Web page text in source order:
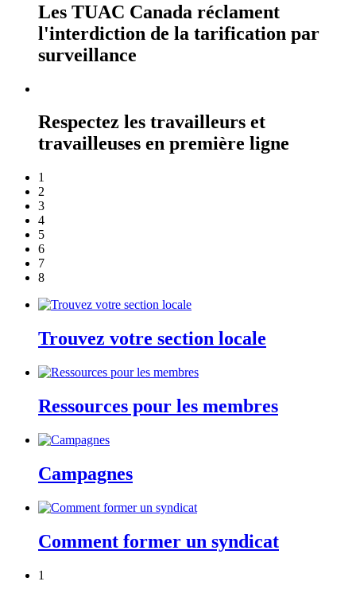
Les TUAC Canada réclament
l'interdiction de la tarification par
surveillance
Respectez les travailleurs et
travailleuses en première ligne
1
2
3
4
5
6
7
8
Trouvez votre section locale
Ressources pour les membres
Campagnes
Comment former un syndicat
1